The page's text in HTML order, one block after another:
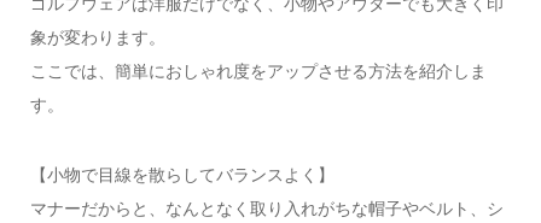
象が変わります。
ここでは、簡単におしゃれ度をアップさせる方法を紹介しま
す。
【小物で目線を散らしてバランスよく】
マナーだからと、なんとなく取り入れがちな帽子やベルト、シ